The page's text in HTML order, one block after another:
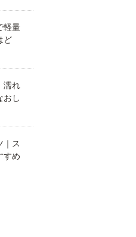
軽量
ど
濡れ
おし
｜ス
すめ